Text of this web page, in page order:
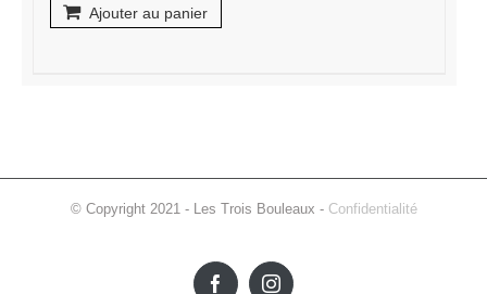
Ajouter au panier
© Copyright 2021 - Les Trois Bouleaux - Confidentialité